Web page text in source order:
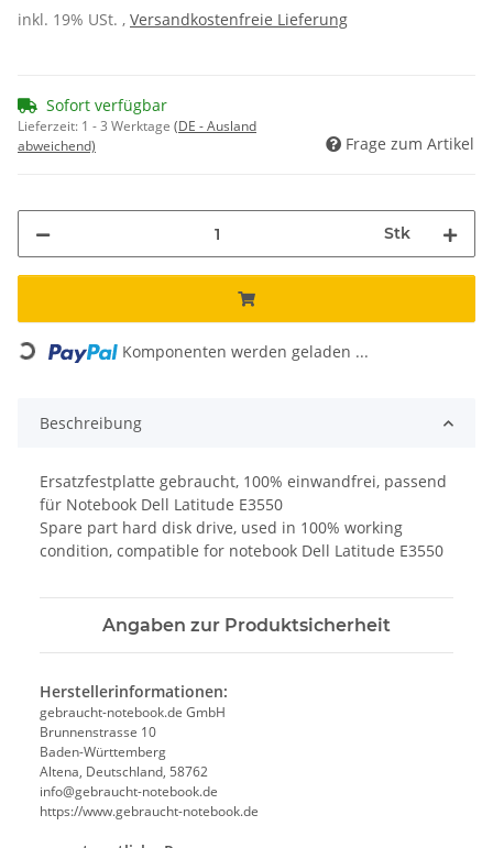
inkl. 19% USt. , Versandkostenfreie Lieferung
Sofort verfügbar
Lieferzeit: 1 - 3 Werktage (DE - Ausland
abweichend)
Frage zum Artikel
Stk
Loading... Komponenten werden geladen ...
Beschreibung
Ersatzfestplatte gebraucht, 100% einwandfrei, passend
für Notebook Dell Latitude E3550
Spare part hard disk drive, used in 100% working
condition, compatible for notebook Dell Latitude E3550
Angaben zur Produktsicherheit
Herstellerinformationen:
gebraucht-notebook.de GmbH
Brunnenstrasse 10
Baden-Württemberg
Altena, Deutschland, 58762
info@gebraucht-notebook.de
https://www.gebraucht-notebook.de